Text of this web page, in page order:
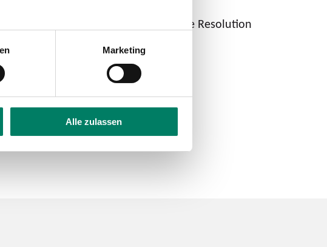
Marketing
Alle zulassen
eine fraktionsübergreifende Resolution